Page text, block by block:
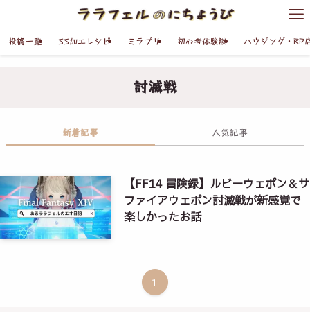
投稿一覧 SS加工レシピ ミラプリ 初心者体験談 ハウジング・RP
討滅戦
新着記事 人気記事
【FF14 冒険録】ルビーウェポン＆サ
ファイアウェポン討滅戦が新感覚で
楽しかったお話
1